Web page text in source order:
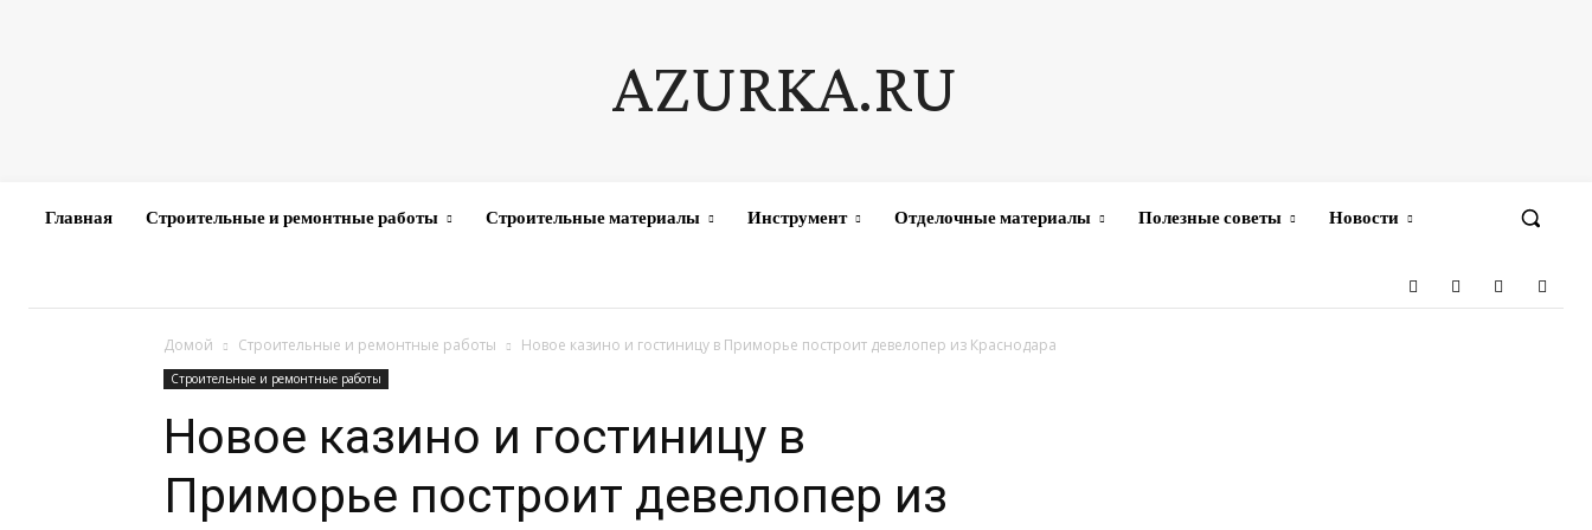
AZURKA.RU
Главная Строительные и ремонтные работы Строительные материалы Инструмент Отделочные материалы Полезные советы Новости
Домой Строительные и ремонтные работы Новое казино и гостиницу в Приморье построит девелопер из Краснодара
Строительные и ремонтные работы
Новое казино и гостиницу в
Приморье построит девелопер из